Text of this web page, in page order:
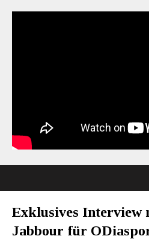
Exklusives Interview
Jabbour für